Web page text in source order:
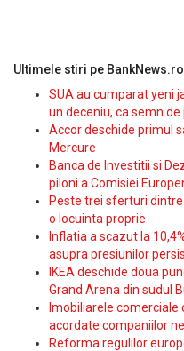
Ultimele stiri pe
SUA au cumparat yeni
un deceniu, ca semn
Accor deschide primul
Mercure
Banca de Investitii si
piloni a Comisiei
Peste trei sferturi
o locuinta proprie
Inflatia a scazut la
asupra presiunilor
IKEA deschide doua
Grand Arena din sudul
Imobiliarele
acordate companiilor
Reforma regulilor